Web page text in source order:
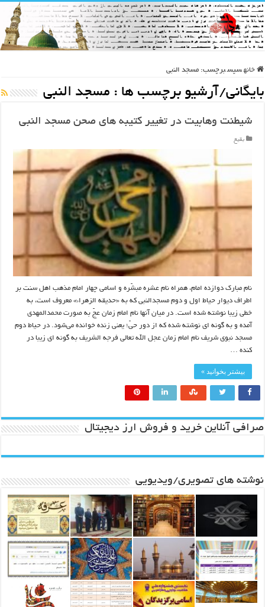
خانه سپس برچسب: مسجد النبی
بایگانی/آرشیو برچسب ها : مسجد النبی
شیطنت وهابیت در تغییر کتیبه های صحن مسجد النبی
بقیع
نام مبارک دوازده امام، همراه نام عشره مبشّره و اسامی چهار امام مذهب اهل سنت بر
اطراف دیوار حیاط اول و دوم مسجدالنبی که به «حدیقه الزهراء» معروف است، به
خطی زیبا نوشته شده است. در میان آنها نام امام زمان عجّ به صورت محمدالمهدی
آمده و به گونه ای نوشته شده که از دور حیّ؛ یعنی زنده خوانده می‌شود. در حیاط دوم
مسجد نبوی شریف نام امام زمان عجل الله تعالی فرجه الشریف به گونه ای زیبا در
کنده …
بیشتر بخوانید »
صرافی آنلاین خرید و فروش ارز دیجیتال
نوشته های تصویری/ویدیویی